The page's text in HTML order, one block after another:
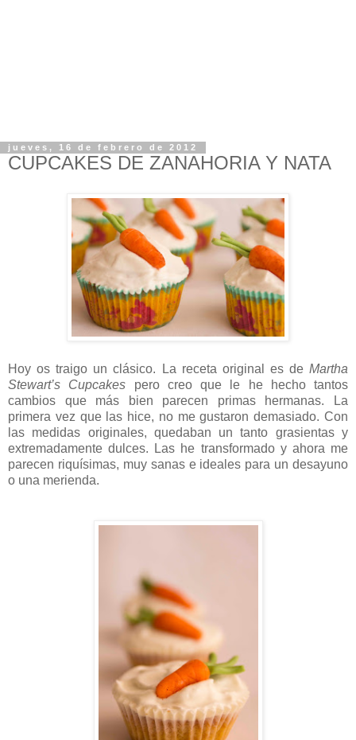
jueves, 16 de febrero de 2012
CUPCAKES DE ZANAHORIA Y NATA
Hoy os traigo un clásico. La receta original es de Martha
Stewart’s Cupcakes pero creo que le he hecho tantos
cambios que más bien parecen primas hermanas. La
primera vez que las hice, no me gustaron demasiado. Con
las medidas originales, quedaban un tanto grasientas y
extremadamente dulces. Las he transformado y ahora me
parecen riquísimas, muy sanas e ideales para un desayuno
o una merienda.